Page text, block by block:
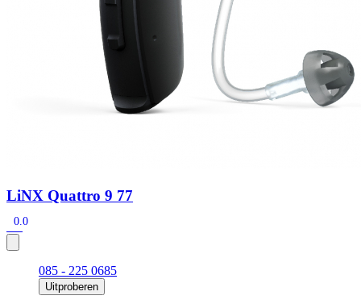
De Signia Active Mini IX is het nieuwste hoortoestel van Signia.
LiNX Quattro 9 77
0.0
085 - 225 0685
Uitproberen